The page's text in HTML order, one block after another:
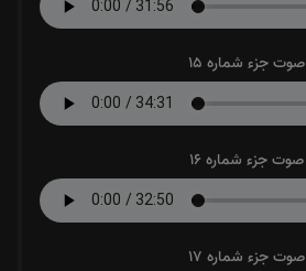
صوت جزء شماره 15
صوت جزء شماره 16
صوت جزء شماره 17